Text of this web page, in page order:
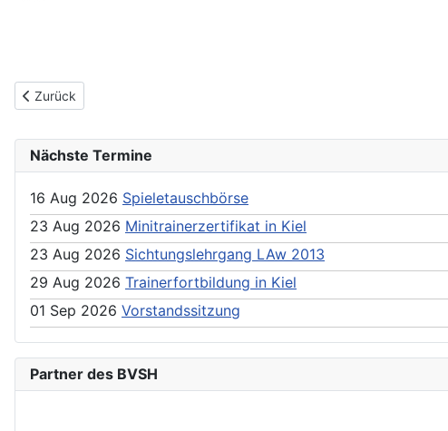
Previous article: #warumDU - Spalding Gewinnspiel
Zurück
Nächste Termine
16 Aug 2026 Spieletauschbörse
23 Aug 2026 Minitrainerzertifikat in Kiel
23 Aug 2026 Sichtungslehrgang LAw 2013
29 Aug 2026 Trainerfortbildung in Kiel
01 Sep 2026 Vorstandssitzung
Partner des BVSH